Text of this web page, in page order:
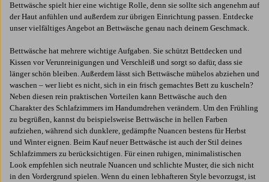
Bettwäsche spielt hier eine wichtige Rolle, denn sie sollte sich angenehm auf
der Haut anfühlen und außerdem zur übrigen Einrichtung passen. Entdecke
unser vielfältiges Angebot an Bettwäsche genau nach deinem Geschmack.
Bettwäsche hat mehrere wichtige Aufgaben. Sie schützt Bettdecken und
Kissen vor Verunreinigungen und Verschleiß und sorgt so dafür, dass sie
länger schön bleiben. Außerdem lässt sich Bettwäsche mühelos abziehen und
waschen – wer liebt es nicht, sich in ein frisch gemachtes Bett zu kuscheln?
Neben diesen rein praktischen Vorteilen kann Bettwäsche auch den
Charakter des Schlafzimmers im Handumdrehen verändern. Um den Frühling
zu begrüßen, kannst du beispielsweise Bettwäsche in hellen Farben
aufziehen, während sich dunklere, gedämpfte Nuancen bestens für Herbst
und Winter eignen. Beim Kauf neuer Bettwäsche ist auch der Stil deines
Schlafzimmers zu berücksichtigen. Für einen ruhigen, minimalistischen
Look empfehlen sich neutrale Nuancen und schlichte Muster, die sich nicht
in den Vordergrund spielen. Wenn du einen lebhafteren Style bevorzugst, ist